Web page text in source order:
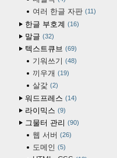
여러 한글 자판 11
한글 부호계 16
말글 32
텍스트큐브 69
기워쓰기 48
끼우개 19
살갗 2
워드프레스 14
라이믹스 9
그물터 관리 90
웹 서버 26
도메인 5